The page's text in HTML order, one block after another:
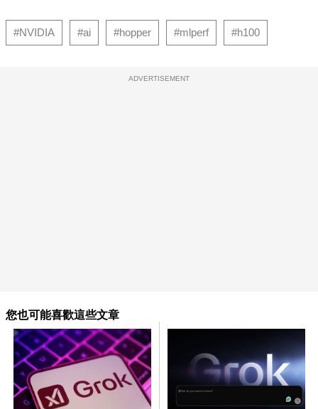
#NVIDIA #ai #hopper #mlperf #h100
ADVERTISEMENT
您也可能喜歡這些文章